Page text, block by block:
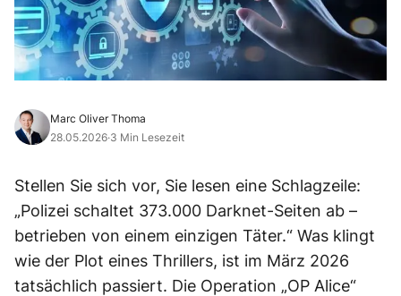
Marc Oliver Thoma
28.05.2026·3 Min Lesezeit
Stellen Sie sich vor, Sie lesen eine Schlagzeile:
„Polizei schaltet 373.000 Darknet-Seiten ab –
betrieben von einem einzigen Täter.“ Was klingt
wie der Plot eines Thrillers, ist im März 2026
tatsächlich passiert. Die Operation „OP Alice“